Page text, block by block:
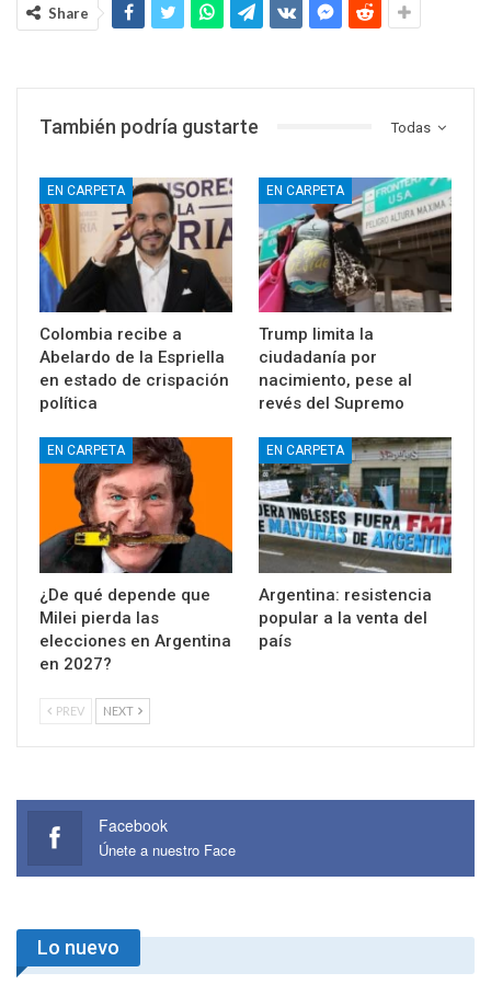
Share
Todas
También podría gustarte
EN CARPETA
Colombia recibe a
Abelardo de la Espriella
en estado de crispación
política
EN CARPETA
Trump limita la
ciudadanía por
nacimiento, pese al
revés del Supremo
EN CARPETA
¿De qué depende que
Milei pierda las
elecciones en Argentina
en 2027?
EN CARPETA
Argentina: resistencia
popular a la venta del
país
PREV NEXT
Facebook
Únete a nuestro Face
Lo nuevo